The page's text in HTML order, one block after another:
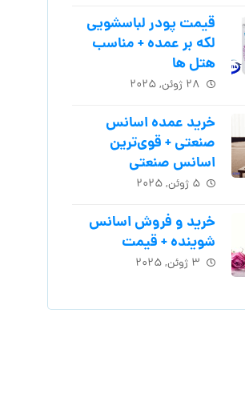
قیمت پودر لباسشویی
لکه بر عمده + مناسب
هتل ها
۲۸ ژوئن, ۲۰۲۵
خرید عمده اسانس
صنعتی + قوی‌ترین
اسانس‌ صنعتی
۵ ژوئن, ۲۰۲۵
خرید و فروش اسانس
شوینده + قیمت
۳ ژوئن, ۲۰۲۵